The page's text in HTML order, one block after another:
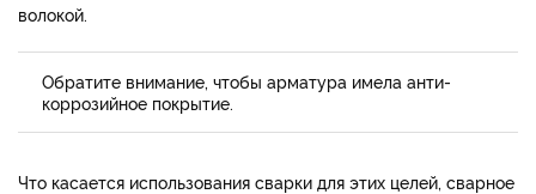
волокой.
Обратите внимание, чтобы арматура имела анти­
коррозийное покрытие.
Что ка­сается использования сварки для этих целей, сварное